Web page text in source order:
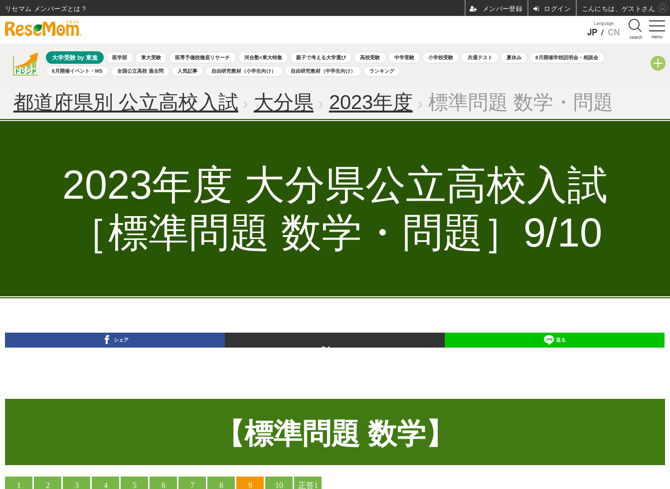
menu
Language
JP / CN search
大学受験 by 東進 医学部 東大受験 医専予備校徹底リサーチ 河合塾×東大特集 親子で考える大学選び 高校受験 中学受験 小学校受験 共通テスト 夏休み 8月開催学校説明会・相談会
8月開催イベント・WS 全国公立高校 過去問 人気記事 自由研究教材（小学生向け） 自由研究教材（中学生向け） ランキング
都道府県別 公立高校入試 大分県 2023年度 標準問題 数学・問題
2023年度 大分県公立高校入試
［標準問題 数学・問題］9/10
シェア 送る
【標準問題 数学】
リセマム メンバーズ ログイン こんにちは、ゲストさん